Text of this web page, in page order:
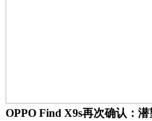
OPPO Find X9s再次确认：